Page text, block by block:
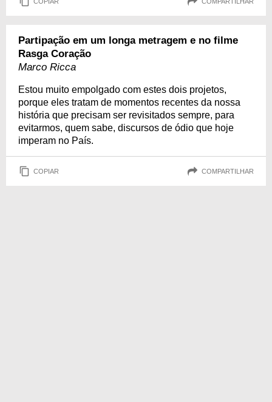
Partipação em um longa metragem e no filme
Rasga Coração
Marco Ricca
Estou muito empolgado com estes dois projetos,
porque eles tratam de momentos recentes da nossa
história que precisam ser revisitados sempre, para
evitarmos, quem sabe, discursos de ódio que hoje
imperam no País.
COPIAR COMPARTILHAR